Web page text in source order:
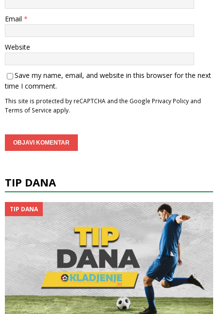
Email *
Website
Save my name, email, and website in this browser for the next
time I comment.
This site is protected by reCAPTCHA and the Google Privacy Policy and
Terms of Service apply.
TIP DANA
TIP DANA